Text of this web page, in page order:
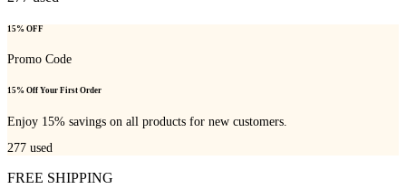
15% OFF
Promo Code
15% Off Your First Order
Enjoy 15% savings on all products for new customers.
277 used
FREE SHIPPING